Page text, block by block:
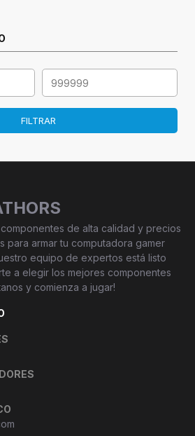
FILTRAR
de alta calidad y precios
para armar tu computadora gamer
equipo de expertos está listo
a elegir los mejores componentes
y comienza a jugar!